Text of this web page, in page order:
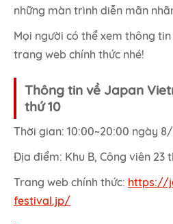
những màn trình diễn mãn
Mọi người có thể xem thông
trang web chính thức nhé!
Thông tin về Japan
thứ 10
Thời gian: 10:00~20:00 ngày
Địa điểm: Khu B, Công viên 23
Trang web chính thức: https://
festival.jp/